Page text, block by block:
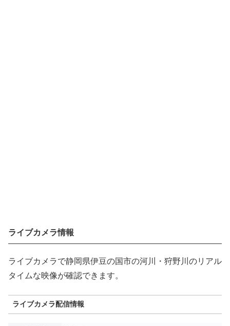
ライブカメラ情報
ライブカメラで静岡県伊豆の国市の河川・狩野川のリアル
タイムな映像が確認できます。
ライブカメラ配信情報